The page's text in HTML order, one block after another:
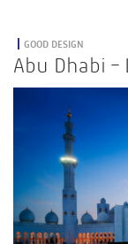
GOOD DESIGN
Abu Dhabi